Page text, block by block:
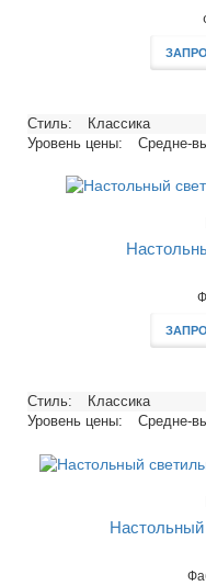
Стиль:
Классика
Уровень цены:
Средне-
Стиль:
Классика
Уровень цены:
Средне-
Настольный